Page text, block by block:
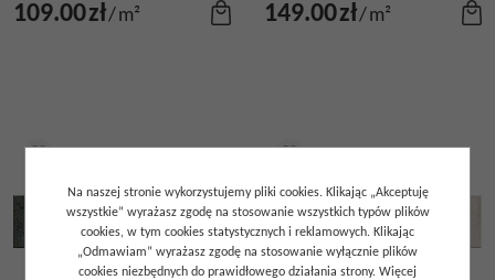
109.00zł/m² 149.00zł/m²
Na naszej stronie wykorzystujemy pliki cookies. Klikając „Akceptuję
wszystkie” wyrażasz zgodę na stosowanie wszystkich typów plików
cookies, w tym cookies statystycznych i reklamowych. Klikając
„Odmawiam” wyrażasz zgodę na stosowanie wyłącznie plików
cookies niezbędnych do prawidłowego działania strony. Więcej